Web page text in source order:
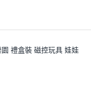
禮盒裝 磁控玩具 娃娃